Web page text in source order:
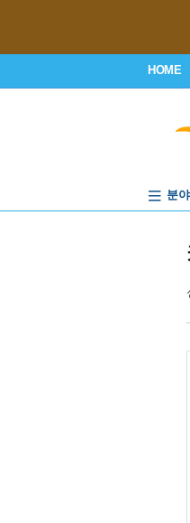
HOME
분